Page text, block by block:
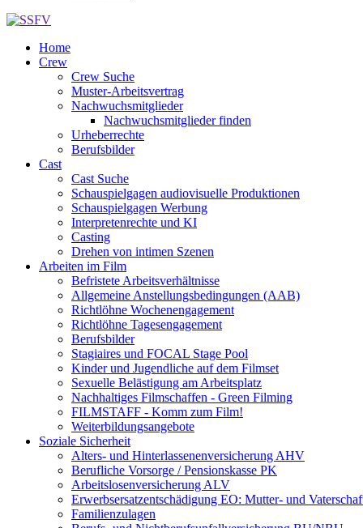
Home
Crew
Crew Suche
Muster-Arbeitsvertrag
Nachwuchsmitglieder
Nachwuchsmitglieder finden
Urheberrechte
Berufsbilder
Cast
Cast Suche
Schauspielgagen audiovisuelle Produktionen
Schauspielgagen Werbung
Interpretenrechte und KI
Casting
Drehen von intimen Szenen
Arbeiten im Film
Befristete Arbeitsverhältnisse
Allgemeine Anstellungsbedingungen (AAB)
Richtlöhne Wochenengagement
Richtlöhne Tagesengagement
Berufsbilder
Stagiaires und FOCAL Stage Pool
Kinder und Jugendliche auf dem Filmset
Sexuelle Belästigung am Arbeitsplatz
Nachhaltiges Filmschaffen - Green Filming
FILMSTAFF - Komm zum Film!
Weiterbildungsangebote
Soziale Sicherheit
Alters- und Hinterlassenenversicherung AHV
Berufliche Vorsorge / Pensionskasse PK
Arbeitslosenversicherung ALV
Erwerbsersatzentschädigung EO: Mutter- und
Familienzulagen